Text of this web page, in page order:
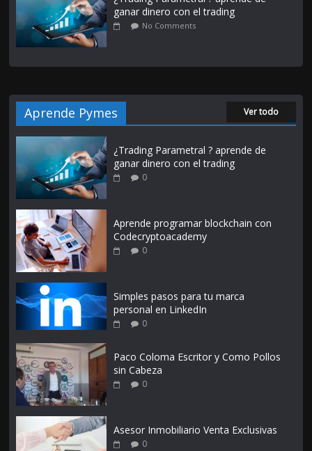
ganar dinero con el trading
No Comments
Aprende Pymes Ver todo
¿Trading Parametral ? aprende de
ganar dinero con el trading
0
Aprende programar blockchain con
Codecryptoacademy
0
Simples pasos para tu marca
personal en LinkedIn
0
Paco Coloma Escritor y Como Pollos
sin Cabeza
0
Asesor Inmobiliario Venta Exclusivas
0